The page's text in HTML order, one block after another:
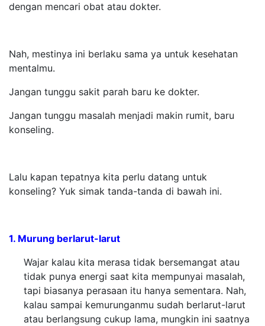
dengan mencari obat atau dokter.
Nah, mestinya ini berlaku sama ya untuk kesehatan
mentalmu.
Jangan tunggu sakit parah baru ke dokter.
Jangan tunggu masalah menjadi makin rumit, baru
konseling.
Lalu kapan tepatnya kita perlu datang untuk
konseling? Yuk simak tanda-tanda di bawah ini.
1. Murung berlarut-larut
Wajar kalau kita merasa tidak bersemangat atau
tidak punya energi saat kita mempunyai masalah,
tapi biasanya perasaan itu hanya sementara. Nah,
kalau sampai kemurunganmu sudah berlarut-larut
atau berlangsung cukup lama, mungkin ini saatnya